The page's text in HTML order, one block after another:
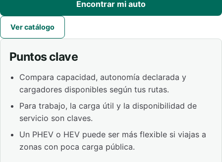
Encontrar mi auto
Ver catálogo
Puntos clave
Compara capacidad, autonomía declarada y
cargadores disponibles según tus rutas.
Para trabajo, la carga útil y la disponibilidad de
servicio son claves.
Un PHEV o HEV puede ser más flexible si viajas a
zonas con poca carga pública.